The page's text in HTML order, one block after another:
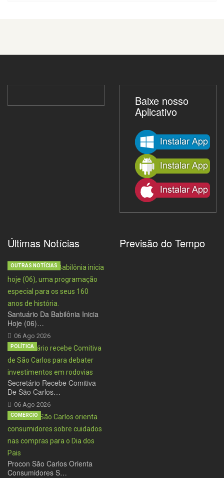
Baixe nosso
Aplicativo
Últimas Notícias
Santuário Da Babilônia Inicia
Hoje (06)…
06 Ago 2026
OUTRAS NOTÍCIAS
Secretário Recebe Comitiva
De São Carlos…
06 Ago 2026
POLÍTICA
Procon São Carlos Orienta
Consumidores S…
COMÉRCIO
Previsão do Tempo